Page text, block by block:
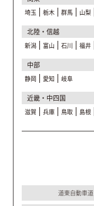
埼玉 栃木 群馬 山梨
北陸・信越
新潟 富山 石川 福井
中部
静岡 愛知 岐阜
近畿・中四国
滋賀 兵庫 鳥取 島根
道東自動車道